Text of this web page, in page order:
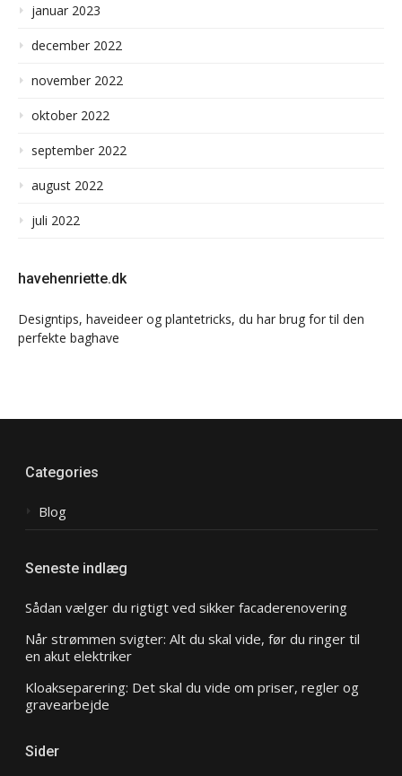
januar 2023
december 2022
november 2022
oktober 2022
september 2022
august 2022
juli 2022
havehenriette.dk
Designtips, haveideer og plantetricks, du har brug for til den
perfekte baghave
Categories
Blog
Seneste indlæg
Sådan vælger du rigtigt ved sikker facaderenovering
Når strømmen svigter: Alt du skal vide, før du ringer til
en akut elektriker
Kloakseparering: Det skal du vide om priser, regler og
gravearbejde
Sider